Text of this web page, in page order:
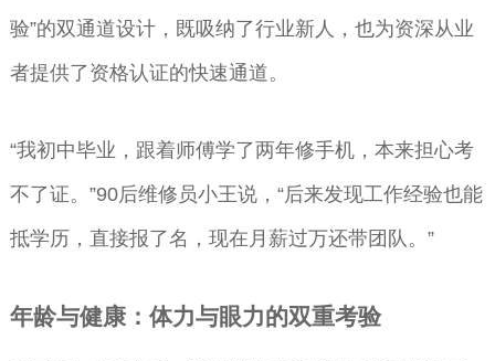
验”的双通道设计，既吸纳了行业新人，也为资深从业
者提供了资格认证的快速通道。
“我初中毕业，跟着师傅学了两年修手机，本来担心考
不了证。”90后维修员小王说，“后来发现工作经验也能
抵学历，直接报了名，现在月薪过万还带团队。”
年龄与健康：体力与眼力的双重考验